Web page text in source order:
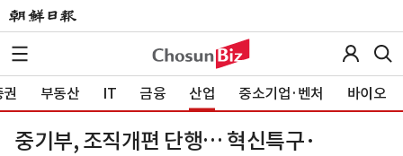
부동산 IT 금융 산업 중소기업·벤처 바이오
중기부, 조직개편 단행… 혁신특구·